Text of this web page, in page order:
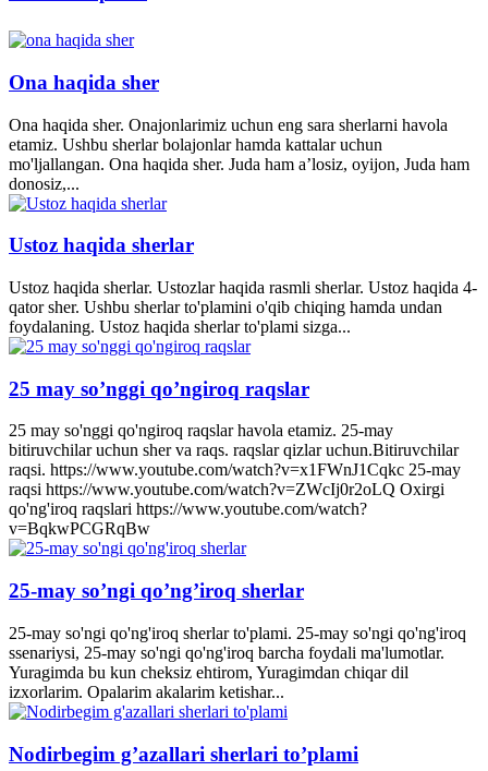
Ona haqida sher
Ona haqida sher. Onajonlarimiz uchun eng sara sherlarni havola
etamiz. Ushbu sherlar bolajonlar hamda kattalar uchun
mo'ljallangan. Ona haqida sher. Juda ham a’losiz, oyijon, Juda ham
donosiz,...
Ustoz haqida sherlar
Ustoz haqida sherlar. Ustozlar haqida rasmli sherlar. Ustoz haqida 4-
qator sher. Ushbu sherlar to'plamini o'qib chiqing hamda undan
foydalaning. Ustoz haqida sherlar to'plami sizga...
25 may so’nggi qo’ngiroq raqslar
25 may so'nggi qo'ngiroq raqslar havola etamiz. 25-may
bitiruvchilar uchun sher va raqs. raqslar qizlar uchun.Bitiruvchilar
raqsi. https://www.youtube.com/watch?v=x1FWnJ1Cqkc 25-may
raqsi https://www.youtube.com/watch?v=ZWcIj0r2oLQ Oxirgi
qo'ng'iroq raqslari https://www.youtube.com/watch?
v=BqkwPCGRqBw
25-may so’ngi qo’ng’iroq sherlar
25-may so'ngi qo'ng'iroq sherlar to'plami. 25-may so'ngi qo'ng'iroq
ssenariysi, 25-may so'ngi qo'ng'iroq barcha foydali ma'lumotlar.
Yuragimda bu kun cheksiz ehtirom, Yuragimdan chiqar dil
izxorlarim. Opalarim akalarim ketishar...
Nodirbegim g’azallari sherlari to’plami